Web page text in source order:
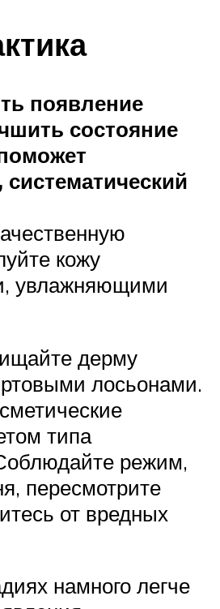
появление
состояние
кожу
увлажняющими
дерму
лосьонами.
типа
режим,
пересмотрите
от вредных
намного легче